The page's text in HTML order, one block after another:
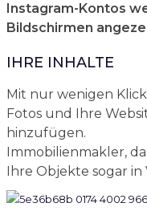
Instagram-Kontos
Bildschirmen
IHRE INHALTE
Mit nur wenigen
Fotos und Ihre
hinzufügen.
Immobilienmakler,
Ihre Objekte sogar in